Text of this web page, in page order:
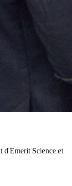
d'Emerit Science et